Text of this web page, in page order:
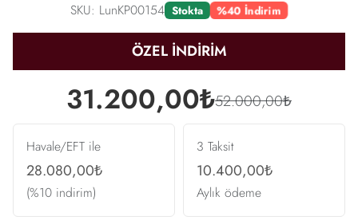
SKU: LunKP00154 Stokta %40 İndirim
ÖZEL İNDİRİM
31.200,00₺52.000,00₺
Havale/EFT ile
28.080,00₺
(%10 indirim)
3 Taksit
10.400,00₺
Aylık ödeme